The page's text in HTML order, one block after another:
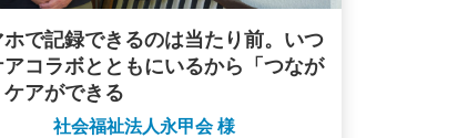
ホで記録できるのは当たり前。いつ
アコラボとともにいるから「つなが
ケアができる
社会福祉法人永甲会 様